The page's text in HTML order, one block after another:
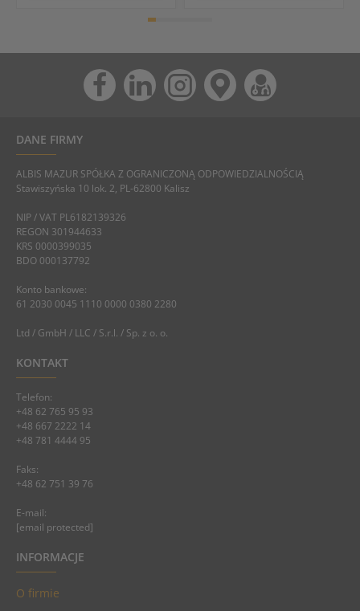
DANE FIRMY
ALBIS MAZUR SPÓŁKA Z OGRANICZONĄ ODPOWIEDZIALNOŚCIĄ
Stawiszyńska 10 lok. 2, PL-62800 Kalisz
NIP / VAT PL6182139326
REGON 301944633
KRS 0000399035
BDO 000137792
Konto bankowe:
61 2030 0045 1110 0000 0380 2280
Ltd / GmbH / LLC / S.r.l. / Sp. z o. o.
KONTAKT
Telefon:
+48 62 765 95 93
+48 667 2222 14
+48 781 4444 95
Faks:
+48 62 751 39 76
E-mail:
[email protected]
INFORMACJE
O firmie